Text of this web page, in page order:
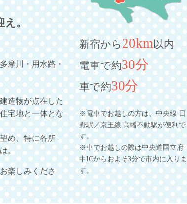
え。
摩川・用水路・
造物が点在した
宅地と一体とな
め、特に各所
。
楽しみくださ
新宿から 20km以内
電車で約30分
車で約30分
※電車でお越しの方は、中央線 日
野駅／京王線 高幡不動駅が便利で
す。
※車でお越しの際は中央道国立府
中ICからおよそ3分で市内に入りま
す。